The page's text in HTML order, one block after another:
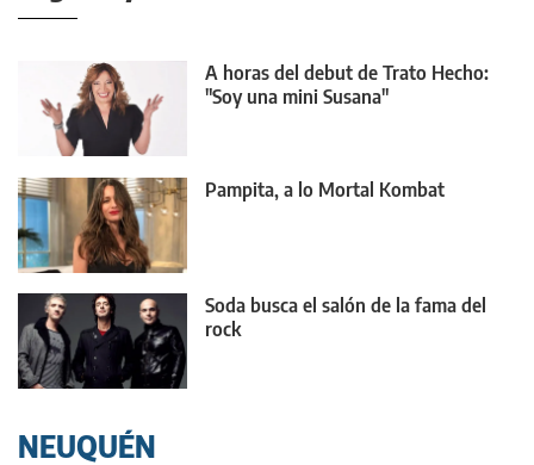
A horas del debut de Trato Hecho:
"Soy una mini Susana"
Pampita, a lo Mortal Kombat
Soda busca el salón de la fama del
rock
NEUQUÉN